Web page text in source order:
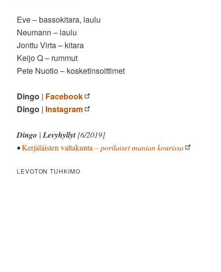
Eve – bassokitara, laulu
Neumann – laulu
Jonttu Virta – kitara
Keijo Q – rummut
Pete Nuotio – kosketinsoittimet
Dingo | Facebook
Dingo | Instagram
Dingo |Levyhyllyt[6/2019]
•Kerjäläisten valtakunta– porilaiset manian kourissa
LEVOTON TUHKIMO